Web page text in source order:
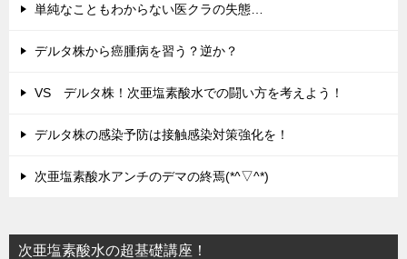
単純なこともわからない医クラの失態…
デルタ株から癌腫病を習う？逆か？
VS デルタ株！次亜塩素酸水での闘い方を考えよう！
デルタ株の感染予防は接触感染対策強化を！
次亜塩素酸水アンチのデマの終焉(*^▽^*)
次亜塩素酸水の超基礎講座！